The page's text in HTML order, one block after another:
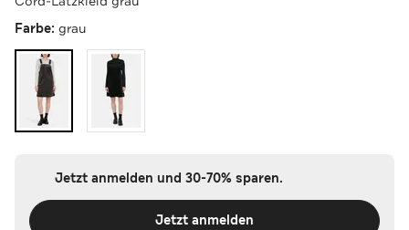
Farbe: grau
Jetzt anmelden und 30-70% sparen.
Jetzt anmelden